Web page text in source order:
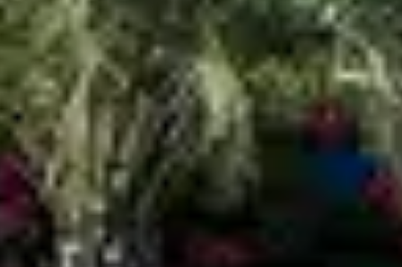
LOCALE
vous culturels, des animations et des
un angle différent, plus proche de son
SAISON